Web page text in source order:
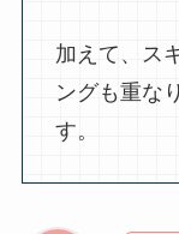
加えて、ス
ングも重な
す。